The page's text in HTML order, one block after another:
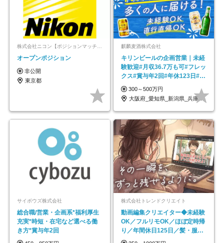
株式会社ニコン【ポジションマッチ登録】
オープンポジション
非公開
東京都
麒麟麦酒株式会社
キリンビールの企画営業｜未経
験歓迎#月収36.7万も可#フレッ
クス#賞与年2回#年休123日#完
全週休2日制
300～500万円
大阪府_愛知県_新潟県_兵庫県_福岡県
サイボウズ株式会社
総合職/営業・企画系*福利厚生
充実*時短・在宅など選べる働
き方*賞与年2回
株式会社トレンドクリエイト
動画編集クリエイター◆未経験
OK／フルリモOK／ほぼ定時帰
り／年間休日125日／髪・服・
ネイル自由／副業OK